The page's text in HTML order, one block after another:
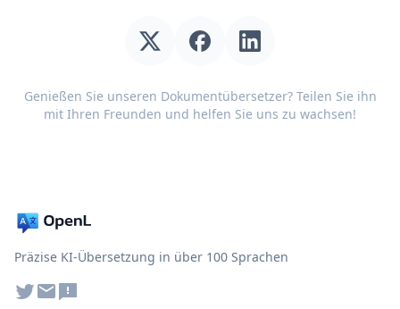
Genießen Sie unseren Dokumentübersetzer? Teilen Sie ihn
mit Ihren Freunden und helfen Sie uns zu wachsen!
Präzise KI-Übersetzung in über 100 Sprachen